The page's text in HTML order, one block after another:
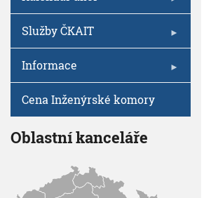
Služby ČKAIT
Informace
Cena Inženýrské komory
Oblastní kanceláře